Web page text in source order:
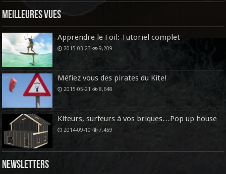
Meilleures vues
Apprendre le Foil: Tutoriel complet
2015-03-23 9,209
Méfiez vous des pirates du Kite!
2015-05-21 8,648
Kiteurs, surfeurs à vos briques…Pop up house
2014-09-10 7,459
Newsletters